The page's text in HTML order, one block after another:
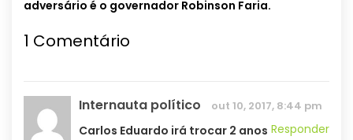
adversário é o governador Robinson Faria.
1 Comentário
Internauta político out 10, 2017, 8:44 pm
Responder
Carlos Eduardo irá trocar 2 anos